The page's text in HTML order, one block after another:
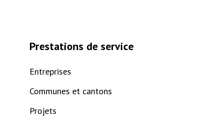
Prestations de service
Entreprises
Communes et cantons
Projets